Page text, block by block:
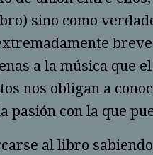
sino como
a la música que
nos obligan a
pasión con la que
al libro